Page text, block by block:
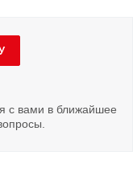
с вами в ближайшее